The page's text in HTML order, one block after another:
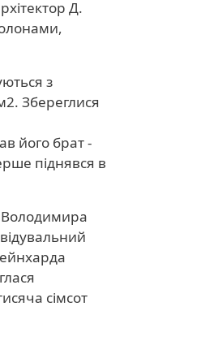
Д.
з
Збереглися
його брат -
піднявся в
Володимира
сімсот